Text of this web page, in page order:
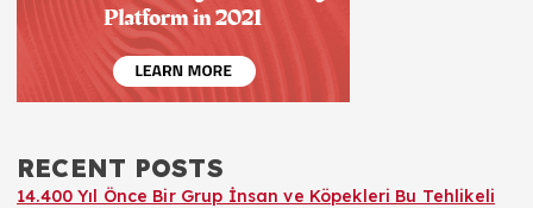
RECENT POSTS
14.400 Yıl Önce Bir Grup İnsan ve Köpekleri Bu Tehlikeli